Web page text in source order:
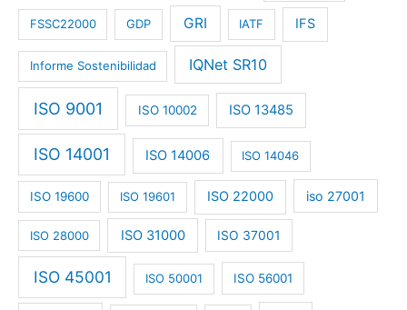
FSSC22000 GDP GRI IATF IFS
Informe Sostenibilidad IQNet SR10
ISO 9001 ISO 10002 ISO 13485
ISO 14001 ISO 14006 ISO 14046
ISO 19600 ISO 19601 ISO 22000 iso 27001
ISO 28000 ISO 31000 ISO 37001
ISO 45001 ISO 50001 ISO 56001